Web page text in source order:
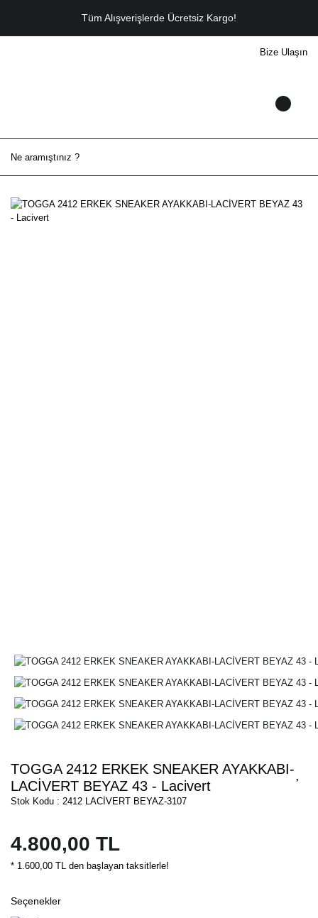
Tüm Alışverişlerde Ücretsiz Kargo!
Bize Ulaşın
TOGGA 2412 ERKEK SNEAKER AYAKKABI-
LACİVERT BEYAZ 43 - Lacivert
Stok Kodu : 2412 LACİVERT BEYAZ-3107
4.800,00 TL
* 1.600,00 TL den başlayan taksitlerle!
Seçenekler